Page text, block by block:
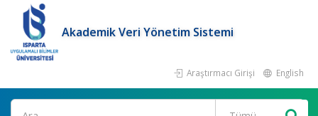
Akademik Veri Yönetim Sistemi
Araştırmacı Girişi English
Ara